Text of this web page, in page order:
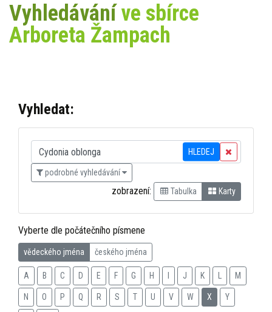
Vyhledáváníve sbírce
Arboreta Žampach
Vyhledat:
HLEDEJ
podrobné vyhledávání
zobrazení: Tabulka Karty
Vyberte dle počátečního písmene
vědeckého jména českého jména
A B C D E F G H J K M
N O P Q R S T U V W X Y